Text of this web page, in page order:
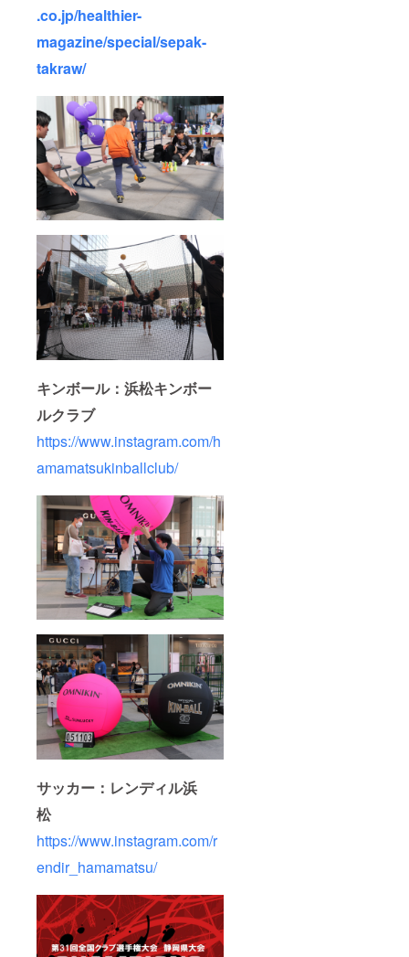
.co.jp/healthier-
magazine/special/sepak-
takraw/
キンボール：浜松キンボー
ルクラブ
https://www.instagram.com/h
amamatsukinballclub/
サッカー：レンディル浜
松
https://www.instagram.com/r
endir_hamamatsu/